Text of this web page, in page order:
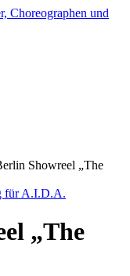
Showreel „The
für A.I.D.A.
„The